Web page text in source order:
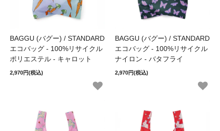
BAGGU (バグー) / STANDARD
エコバッグ - 100%リサイクル
ポリエステル - キャロット
2,970円(税込)
BAGGU (バグー) / STANDARD
エコバッグ - 100%リサイクル
ナイロン - バタフライ
2,970円(税込)